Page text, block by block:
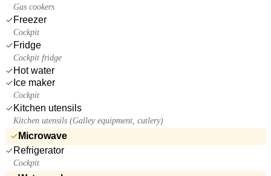
Gas cookers
Freezer
Cockpit
Fridge
Cockpit fridge
Hot water
Ice maker
Cockpit
Kitchen utensils
Kitchen utensils (Galley equipment, cutlery)
Microwave
Refrigerator
Cockpit